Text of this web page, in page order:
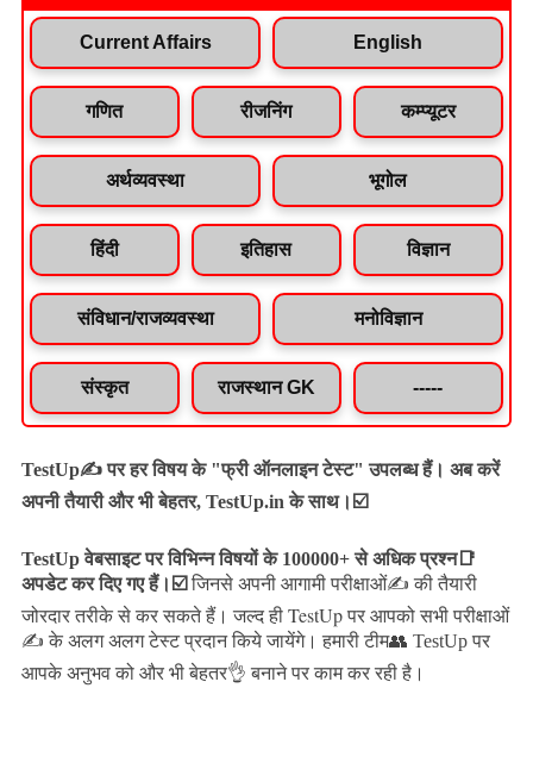
Current Affairs English
गणित रीजनिंग कम्प्यूटर
अर्थव्यवस्था भूगोल
हिंदी इतिहास विज्ञान
संविधान/राजव्यवस्था मनोविज्ञान
संस्कृत राजस्थान GK -----
TestUp✍️ पर हर विषय के "फ्री ऑनलाइन टेस्ट" उपलब्ध हैं। अब करें
अपनी तैयारी और भी बेहतर, TestUp.in के साथ।☑️
TestUp वेबसाइट पर विभिन्न विषयों के 100000+ से अधिक प्रश्न📑
अपडेट कर दिए गए हैं। ☑️ जिनसे अपनी आगामी परीक्षाओं✍️ की तैयारी
जोरदार तरीके से कर सकते हैं।जल्द ही TestUp पर आपको सभी परीक्षाओं
✍️ के अलग अलग टेस्ट प्रदान किये जायेंगे। हमारी टीम👥 TestUp पर
आपके अनुभव को और भी बेहतर👌 बनाने पर काम कर रही है।